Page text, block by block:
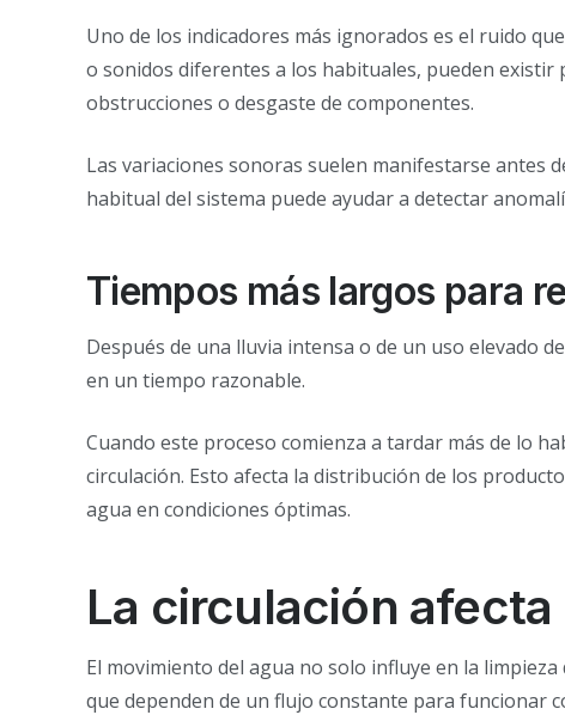
Uno de los indicadores más ignorados es el ruido
o sonidos diferentes a los habituales, pueden existir
obstrucciones o desgaste de componentes.
Las variaciones sonoras suelen manifestarse antes
habitual del sistema puede ayudar a detectar
Tiempos más largos para
Después de una lluvia intensa o de un uso elevado
en un tiempo razonable.
Cuando este proceso comienza a tardar más de lo
circulación. Esto afecta la distribución de los
agua en condiciones óptimas.
La circulación
El movimiento del agua no solo influye en la
que dependen de un flujo constante para funcionar